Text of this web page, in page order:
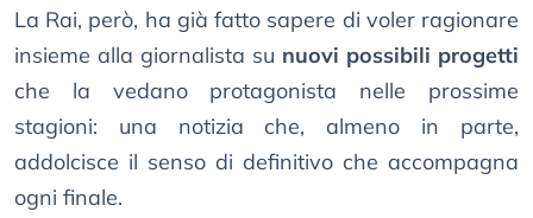
La Rai, però, ha già fatto sapere di voler ragionare
insieme alla giornalista su nuovi possibili progetti
che la vedano protagonista nelle prossime
stagioni: una notizia che, almeno in parte,
addolcisce il senso di definitivo che accompagna
ogni finale.